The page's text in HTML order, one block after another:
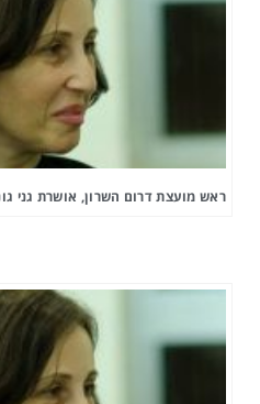
ראש מועצת דרום השרון, אושרת גני